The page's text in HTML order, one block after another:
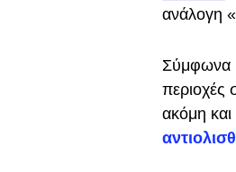
ανάλογη
Σύμφωνα
περιοχές
ακόμη και